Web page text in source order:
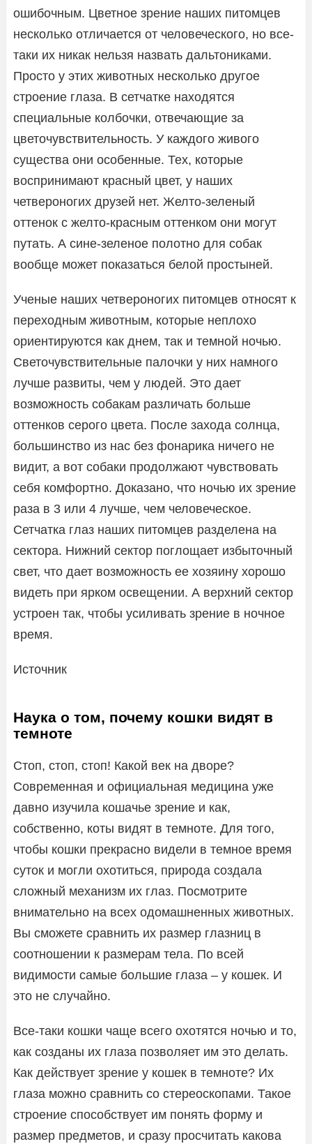
ошибочным. Цветное зрение наших питомцев
несколько отличается от человеческого, но все-
таки их никак нельзя назвать дальтониками.
Просто у этих животных несколько другое
строение глаза. В сетчатке находятся
специальные колбочки, отвечающие за
цветочувствительность. У каждого живого
существа они особенные. Тех, которые
воспринимают красный цвет, у наших
четвероногих друзей нет. Желто-зеленый
оттенок с желто-красным оттенком они могут
путать. А сине-зеленое полотно для собак
вообще может показаться белой простыней.
Ученые наших четвероногих питомцев относят к
переходным животным, которые неплохо
ориентируются как днем, так и темной ночью.
Светочувствительные палочки у них намного
лучше развиты, чем у людей. Это дает
возможность собакам различать больше
оттенков серого цвета. После захода солнца,
большинство из нас без фонарика ничего не
видит, а вот собаки продолжают чувствовать
себя комфортно. Доказано, что ночью их зрение
раза в 3 или 4 лучше, чем человеческое.
Сетчатка глаз наших питомцев разделена на
сектора. Нижний сектор поглощает избыточный
свет, что дает возможность ее хозяину хорошо
видеть при ярком освещении. А верхний сектор
устроен так, чтобы усиливать зрение в ночное
время.
Источник
Наука о том, почему кошки видят в
темноте
Стоп, стоп, стоп! Какой век на дворе?
Современная и официальная медицина уже
давно изучила кошачье зрение и как,
собственно, коты видят в темноте. Для того,
чтобы кошки прекрасно видели в темное время
суток и могли охотиться, природа создала
сложный механизм их глаз. Посмотрите
внимательно на всех одомашненных животных.
Вы сможете сравнить их размер глазниц в
соотношении к размерам тела. По всей
видимости самые большие глаза – у кошек. И
это не случайно.
Все-таки кошки чаще всего охотятся ночью и то,
как созданы их глаза позволяет им это делать.
Как действует зрение у кошек в темноте? Их
глаза можно сравнить со стереоскопами. Такое
строение способствует им понять форму и
размер предметов, и сразу просчитать какова